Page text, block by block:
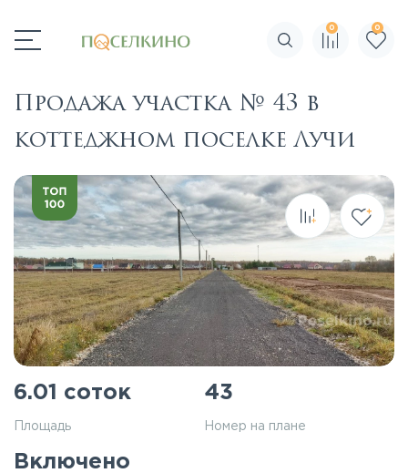
Поиск по сайту
0 0
Продажа участка № 43 в
коттеджном поселке Лучи
6.01 соток
Площадь
43
Номер на плане
Включено